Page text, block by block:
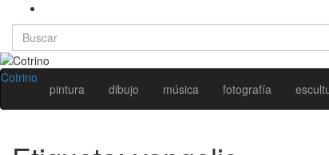
Search
for:
Cotrino
pintura dibujo música fotografía